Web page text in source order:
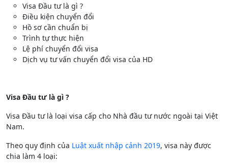
Visa Đầu tư là gì ?
Điều kiện chuyển đổi
Hồ sơ cần chuẩn bị
Trình tự thực hiện
Lệ phí chuyển đổi visa
Dịch vụ tư vấn chuyển đổi visa của HD
Visa Đầu tư là gì ?
Visa Đầu tư là loại visa cấp cho Nhà đầu tư nước ngoài tại Việt
Nam.
Theo quy định của Luật xuất nhập cảnh 2019, visa này được
chia làm 4 loại: